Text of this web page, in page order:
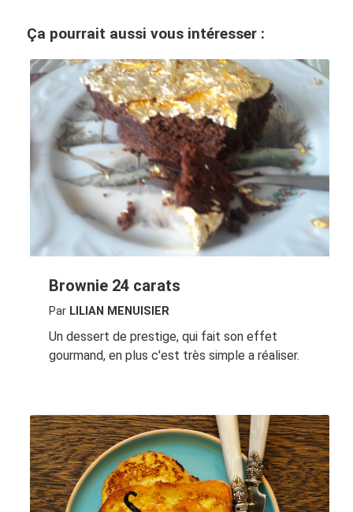
Ça pourrait aussi vous intéresser :
Brownie 24 carats
Par LILIAN MENUISIER
Un dessert de prestige, qui fait son effet
gourmand, en plus c'est très simple a réaliser.